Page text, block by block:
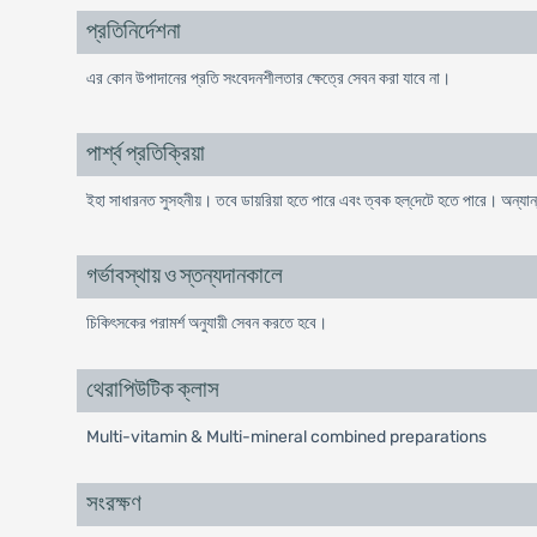
প্রতিনির্দেশনা
এর কোন উপাদানের প্রতি সংবেদনশীলতার ক্ষেত্রে সেবন করা যাবে না।
পার্শ্ব প্রতিক্রিয়া
ইহা সাধারনত সুসহনীয়। তবে ডায়রিয়া হতে পারে এবং ত্বক হল্‌দেটে হতে পারে।
গর্ভাবস্থায় ও স্তন্যদানকালে
চিকিৎসকের পরামর্শ অনুযায়ী সেবন করতে হবে।
থেরাপিউটিক ক্লাস
Multi-vitamin & Multi-mineral combined preparations
সংরক্ষণ